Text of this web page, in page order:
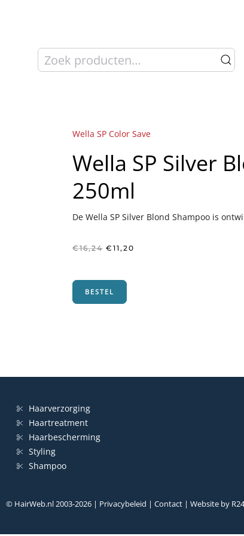
Zoeken
naar:
Wella SP Color Save
Wella SP Silver
250ml
De Wella SP Silver Blond Shampoo is
€16,24 Oorspronkelijke
€ 11,20
BESTEL
Haarverzorging
Haartreatment
Haarbescherming
Styling
Shampoo
© HairWeb.nl 2003-2026 | Privacybeleid | Contact | Website by